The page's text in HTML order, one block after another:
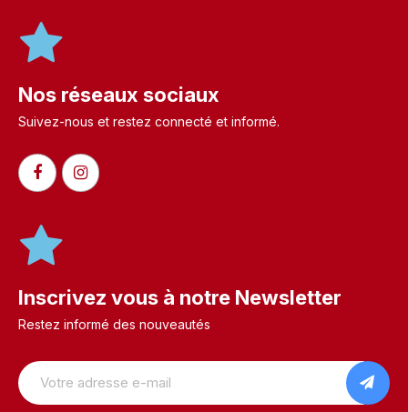
Nos réseaux sociaux
Suivez-nous et restez connecté et informé.​
Inscrivez vous à notre Newsletter
Restez informé des nouveautés